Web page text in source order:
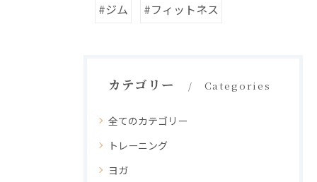
#ジム #フィットネス
カテゴリー Categories
全てのカテゴリー
トレーニング
ヨガ